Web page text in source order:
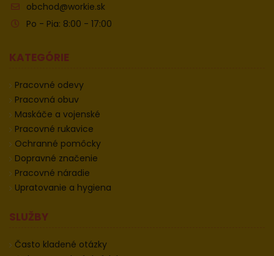
obchod@workie.sk
Po - Pia: 8:00 - 17:00
KATEGÓRIE
Pracovné odevy
Pracovná obuv
Maskáče a vojenské
Pracovné rukavice
Ochranné pomôcky
Dopravné značenie
Pracovné náradie
Upratovanie a hygiena
SLUŽBY
Často kladené otázky